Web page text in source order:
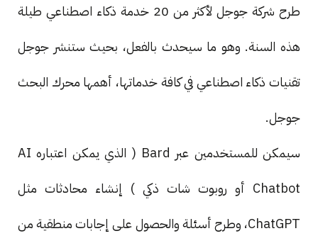
طرح شركة جوجل لأكثر من 20 خدمة ذكاء اصطناعي طيلة
هذه السنة. وهو ما سيحدث بالفعل، بحيث ستنشر جوجل
تقنيات ذكاء اصطناعي في كافة خدماتها، أهمها محرك البحث
جوجل.
سيمكن للمستخدمين عبر Bard ( الذي يمكن اعتباره AI
Chatbot أو روبوت شات ذكي ) إنشاء محادثات مثل
ChatGPT، وطرح أسئلة والحصول على إجابات منطقية من